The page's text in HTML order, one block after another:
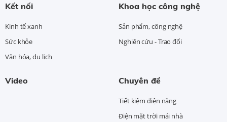
Kết nối
Kinh tế xanh
Sức khỏe
Văn hóa, du lịch
Khoa học công nghệ
Sản phẩm, công nghệ
Nghiên cứu - Trao đổi
Video Chuyên đề
Tiết kiệm điện năng
Điện mặt trời mái nhà